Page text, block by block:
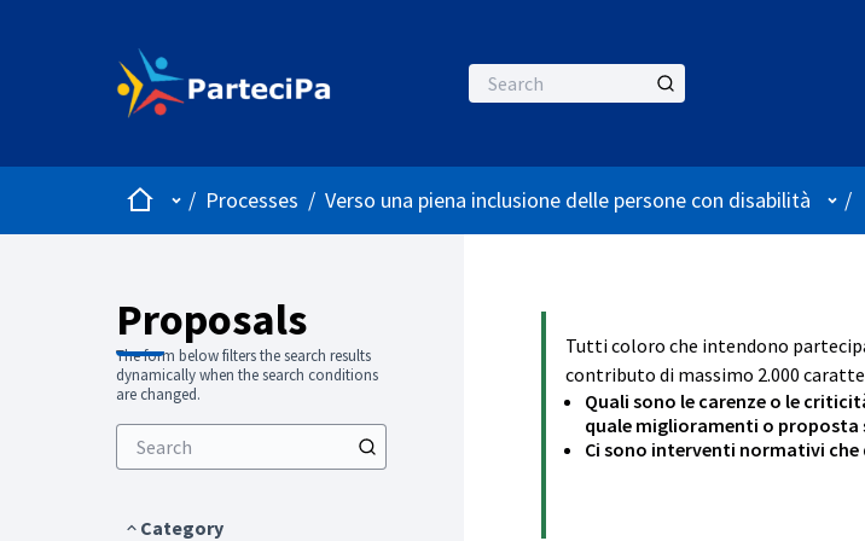
HomeMain menu
/ Processes / Verso una piena inclusione delle persone con disabilità /
Proposals
The form below filters the search results
dynamically when the search conditions
are changed.
Category
Tutti coloro che intendono
contributo di massimo 2.000
Quali sono le carenze o le
quale miglioramenti o proposta
Ci sono interventi normativi che